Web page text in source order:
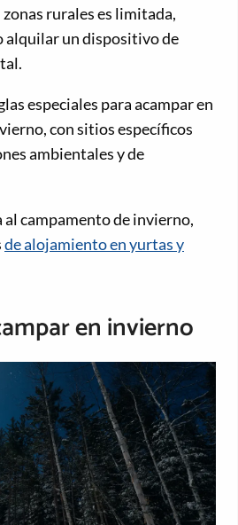
rurales es limitada,
alquilar un dispositivo de
especiales para acampar en
con sitios específicos
ambientales y de
campamento de invierno,
de alojamiento en yurtas y
en invierno